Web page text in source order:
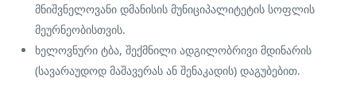
მნიშვნელოვანი დმანისის მუნიციპალიტეტის სოფლის
მეურნეობისთვის.
ხელოვნური ტბა, შექმნილი ადგილობრივი მდინარის
(სავარაუდოდ მაშავერას ან შენაკადის) დაგუბებით.